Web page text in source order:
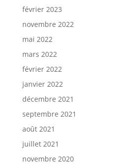
février 2023
novembre 2022
mai 2022
mars 2022
février 2022
janvier 2022
décembre 2021
septembre 2021
août 2021
juillet 2021
novembre 2020